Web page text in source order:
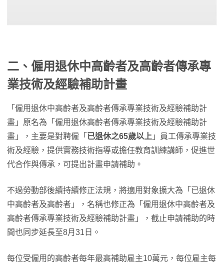
二、僱用退休中高齡者及高齡者傳承專
業技術及經驗補助計畫
「僱用退休中高齡者及高齡者傳承專業技術及經驗補助計
畫」原名為「僱用退休高齡者傳承專業技術及經驗補助計
畫」，主要是對聘僱「 已退休之65歲以上 」員工傳承專業技
術及經驗，提供實務技術指導或擔任教育訓練講師，促進世
代合作與傳承，可提出計畫申請補助。
不過勞動部後續持續修正法規，將適用對象擴大為「已退休
中高齡者及高齡者」，名稱也修正為「僱用退休中高齡者及
高齡者傳承專業技術及經驗補助計畫」，截止申請補助的時
間也同步延長至8月31日。
每位受僱用的高齡者每年最高補助雇主10萬元，每位雇主每